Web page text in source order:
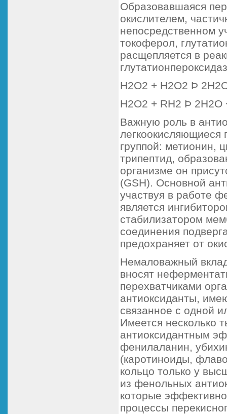
Образовавшаяся
окислителем,
непосредственном
токоферол,
расщепляется в
Н2О2 + Н2О2 Þ
Н2О2 + RH2 Þ 2Н2О
Важную роль в
группой: метионин,
трипептид,
организме он
(GSH). Основной
участвуя в работе
является
стабилизатором
соединения
предохраняет от
Немаловажный
вносят
перехватчиками
антиоксиданты,
связанное с одной
Имеется несколько
антиоксидантным
фенилаланин,
(каротиноиды,
кольцо только у
из фенольных
которые
процессы